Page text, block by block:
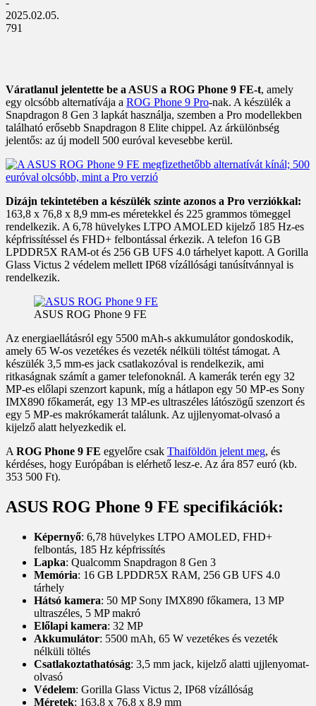
2025.02.05.
791
Váratlanul jelentette be a ASUS a ROG Phone 9 FE-t, amely
egy olcsóbb alternatívája a ROG Phone 9 Pro-nak. A készülék a
Snapdragon 8 Gen 3 lapkát használja, szemben a Pro modellekben
található erősebb Snapdragon 8 Elite chippel. Az árkülönbség
jelentős: az új modell 500 euróval kevesebbe kerül.
Dizájn tekintetében a készülék szinte azonos a Pro verziókkal:
163,8 x 76,8 x 8,9 mm-es méretekkel és 225 grammos tömeggel
rendelkezik. A 6,78 hüvelykes LTPO AMOLED kijelző 185 Hz-es
képfrissítéssel és FHD+ felbontással érkezik. A telefon 16 GB
LPDDR5X RAM-ot és 256 GB UFS 4.0 tárhelyet kapott. A Gorilla
Glass Victus 2 védelem mellett IP68 vízállósági tanúsítvánnyal is
rendelkezik.
ASUS ROG Phone 9 FE
Az energiaellátásról egy 5500 mAh-s akkumulátor gondoskodik,
amely 65 W-os vezetékes és vezeték nélküli töltést támogat. A
készülék 3,5 mm-es jack csatlakozóval is rendelkezik, ami
ritkaságnak számít a gamer telefonoknál. A kamerák terén egy 32
MP-es előlapi szenzort kapunk, míg a hátlapon egy 50 MP-es Sony
IMX890 főkamerát, egy 13 MP-es ultraszéles látószögű szenzort és
egy 5 MP-es makrókamerát találunk. Az ujjlenyomat-olvasó a
kijelző alatt helyezkedik el.
A ROG Phone 9 FE egyelőre csak Thaiföldön jelent meg, és
kérdéses, hogy Európában is elérhető lesz-e. Az ára 857 euró (kb.
353 500 Ft).
ASUS ROG Phone 9 FE specifikációk:
Képernyő: 6,78 hüvelykes LTPO AMOLED, FHD+
felbontás, 185 Hz képfrissítés
Lapka: Qualcomm Snapdragon 8 Gen 3
Memória: 16 GB LPDDR5X RAM, 256 GB UFS 4.0
tárhely
Hátsó kamera: 50 MP Sony IMX890 főkamera, 13 MP
ultraszéles, 5 MP makró
Előlapi kamera: 32 MP
Akkumulátor: 5500 mAh, 65 W vezetékes és vezeték
nélküli töltés
Csatlakoztathatóság: 3,5 mm jack, kijelző alatti ujjlenyomat-
olvasó
Védelem: Gorilla Glass Victus 2, IP68 vízállóság
Méretek: 163,8 x 76,8 x 8,9 mm